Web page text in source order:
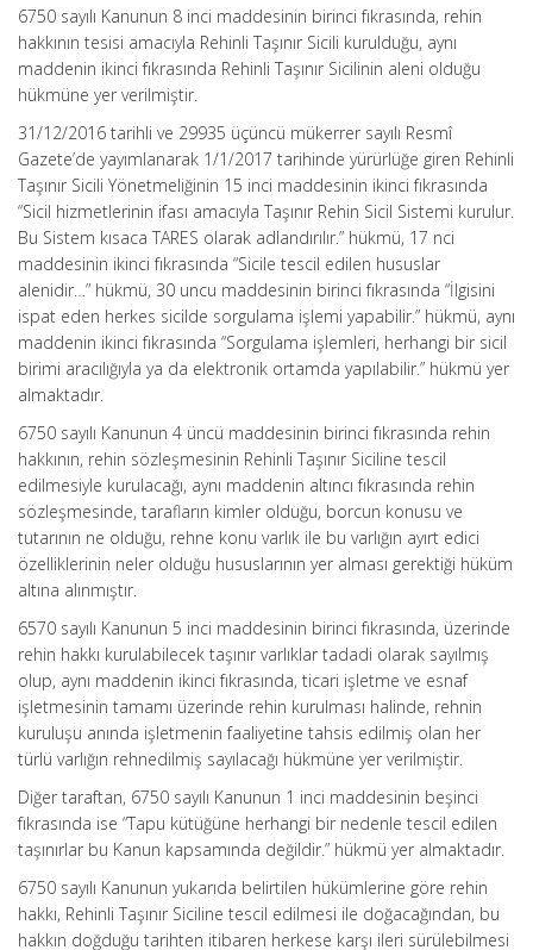
6750 sayılı Kanunun 8 inci maddesinin birinci fıkrasında, rehin
hakkının tesisi amacıyla Rehinli Taşınır Sicili kurulduğu, aynı
maddenin ikinci fıkrasında Rehinli Taşınır Sicilinin aleni olduğu
hükmüne yer verilmiştir.
31/12/2016 tarihli ve 29935 üçüncü mükerrer sayılı Resmî
Gazete’de yayımlanarak 1/1/2017 tarihinde yürürlüğe giren Rehinli
Taşınır Sicili Yönetmeliğinin 15 inci maddesinin ikinci fıkrasında
“Sicil hizmetlerinin ifası amacıyla Taşınır Rehin Sicil Sistemi kurulur.
Bu Sistem kısaca TARES olarak adlandırılır.” hükmü, 17 nci
maddesinin ikinci fıkrasında “Sicile tescil edilen hususlar
alenidir…” hükmü, 30 uncu maddesinin birinci fıkrasında “İlgisini
ispat eden herkes sicilde sorgulama işlemi yapabilir.” hükmü, aynı
maddenin ikinci fıkrasında “Sorgulama işlemleri, herhangi bir sicil
birimi aracılığıyla ya da elektronik ortamda yapılabilir.” hükmü yer
almaktadır.
6750 sayılı Kanunun 4 üncü maddesinin birinci fıkrasında rehin
hakkının, rehin sözleşmesinin Rehinli Taşınır Siciline tescil
edilmesiyle kurulacağı, aynı maddenin altıncı fıkrasında rehin
sözleşmesinde, tarafların kimler olduğu, borcun konusu ve
tutarının ne olduğu, rehne konu varlık ile bu varlığın ayırt edici
özelliklerinin neler olduğu hususlarının yer alması gerektiği hüküm
altına alınmıştır.
6570 sayılı Kanunun 5 inci maddesinin birinci fıkrasında, üzerinde
rehin hakkı kurulabilecek taşınır varlıklar tadadi olarak sayılmış
olup, aynı maddenin ikinci fıkrasında, ticari işletme ve esnaf
işletmesinin tamamı üzerinde rehin kurulması halinde, rehnin
kuruluşu anında işletmenin faaliyetine tahsis edilmiş olan her
türlü varlığın rehnedilmiş sayılacağı hükmüne yer verilmiştir.
Diğer taraftan, 6750 sayılı Kanunun 1 inci maddesinin beşinci
fıkrasında ise “Tapu kütüğüne herhangi bir nedenle tescil edilen
taşınırlar bu Kanun kapsamında değildir.” hükmü yer almaktadır.
6750 sayılı Kanunun yukarıda belirtilen hükümlerine göre rehin
hakkı, Rehinli Taşınır Siciline tescil edilmesi ile doğacağından, bu
hakkın doğduğu tarihten itibaren herkese karşı ileri sürülebilmesi